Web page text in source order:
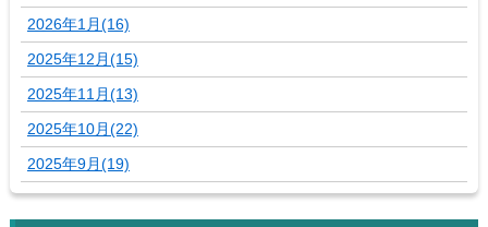
2026年1月(16)
2025年12月(15)
2025年11月(13)
2025年10月(22)
2025年9月(19)